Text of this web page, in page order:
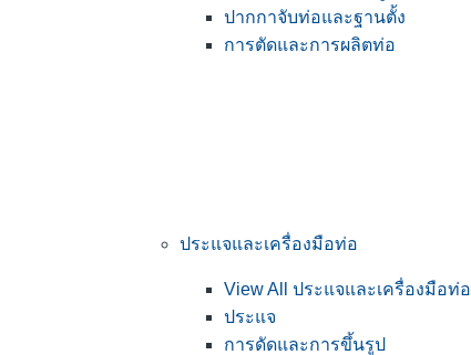
ปากกาจับท่อและฐานตั้ง
การตัดและการผลิตท่อ
ประแจและเครื่องมือท่อ
View All ประแจและเครื่องมือท่อ
ประแจ
การดัดและการขึ้นรูป